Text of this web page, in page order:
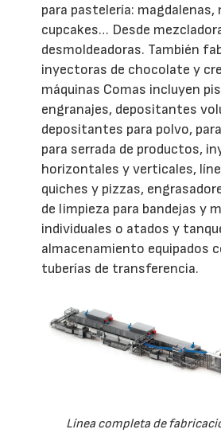
para pastelería: magdalenas,
cupcakes… Desde
desmoldeadoras. También
inyectoras de chocolate y
máquinas Comas incluyen
engranajes, depositantes
depositantes para polvo,
para serrada de productos,
horizontales y verticales,
quiches y pizzas,
de limpieza para bandejas y
individuales o atados y
almacenamiento equipados
tuberías de transferencia.
Línea completa de